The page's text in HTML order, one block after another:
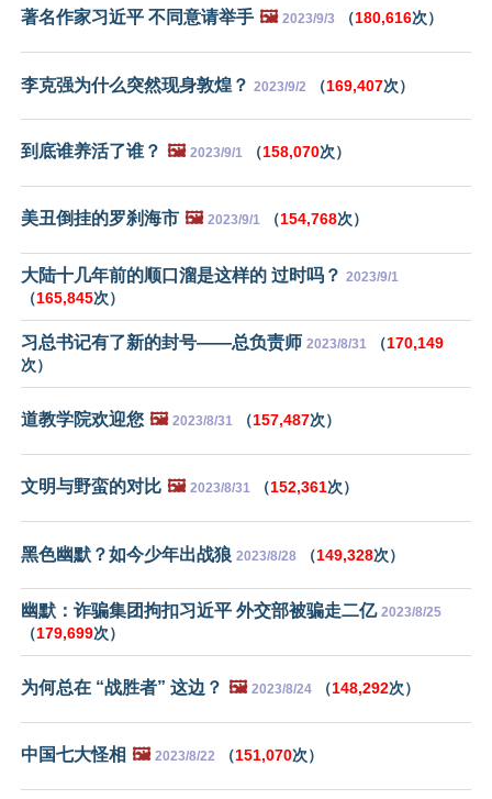
著名作家习近平 不同意请举手 🖼️ 2023/9/3 （180,616次）
李克强为什么突然现身敦煌？ 2023/9/2 （169,407次）
到底谁养活了谁？ 🖼️ 2023/9/1 （158,070次）
美丑倒挂的罗刹海市 🖼️ 2023/9/1 （154,768次）
大陆十几年前的顺口溜是这样的 过时吗？ 2023/9/1
（165,845次）
习总书记有了新的封号——总负责师 2023/8/31 （170,149
次）
道教学院欢迎您 🖼️ 2023/8/31 （157,487次）
文明与野蛮的对比 🖼️ 2023/8/31 （152,361次）
黑色幽默？如今少年出战狼 2023/8/28 （149,328次）
幽默：诈骗集团拘扣习近平 外交部被骗走二亿 2023/8/25
（179,699次）
为何总在 “战胜者” 这边？ 🖼️ 2023/8/24 （148,292次）
中国七大怪相 🖼️ 2023/8/22 （151,070次）